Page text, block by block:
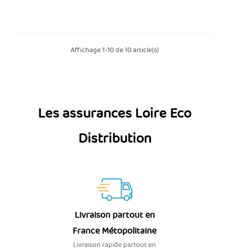
Affichage 1-10 de 10 article(s)
Les assurances Loire Eco
Distribution
Livraison partout en
France Métopolitaine
Livraison rapide partout en